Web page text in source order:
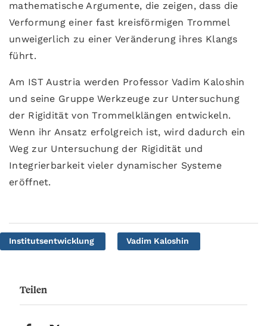
mathematische Argumente, die zeigen, dass die
Verformung einer fast kreisförmigen Trommel
unweigerlich zu einer Veränderung ihres Klangs
führt.
Am IST Austria werden Professor Vadim Kaloshin
und seine Gruppe Werkzeuge zur Untersuchung
der Rigidität von Trommelklängen entwickeln.
Wenn ihr Ansatz erfolgreich ist, wird dadurch ein
Weg zur Untersuchung der Rigidität und
Integrierbarkeit vieler dynamischer Systeme
eröffnet.
Institutsentwicklung Vadim Kaloshin
Teilen